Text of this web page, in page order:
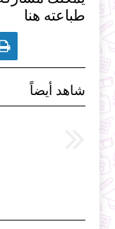
طباعته هنا
شاهد أيضاً